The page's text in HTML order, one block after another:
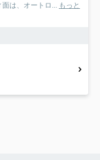
は、オートロ... もっと